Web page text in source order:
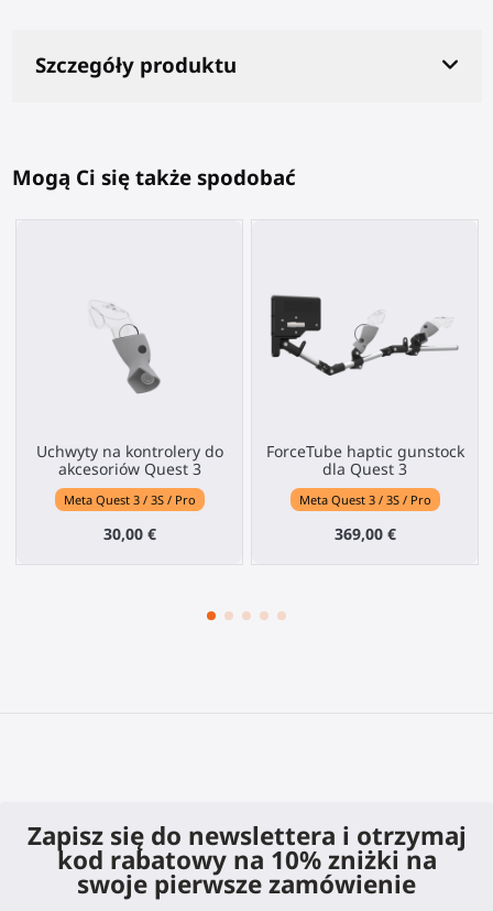
Szczegóły produktu
Mogą Ci się także spodobać
Uchwyty na kontrolery do
akcesoriów Quest 3
Meta Quest 3 / 3S / Pro
30,00 €
ForceTube haptic gunstock
dla Quest 3
Meta Quest 3 / 3S / Pro
369,00 €
Zapisz się do newslettera i otrzymaj
kod rabatowy na 10% zniżki na
swoje pierwsze zamówienie